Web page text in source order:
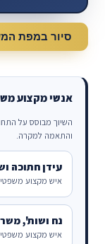
סיור במפת
אנשי מקצוע
השיוך מבוסס על
והתאמה למקרה.
עידן חתוכה
איש מקצוע משפטי
נח ושות',
איש מקצוע משפטי